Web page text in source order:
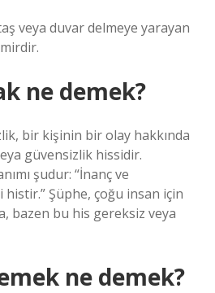
veya duvar delmeye yarayan
ne demek?
bir kişinin bir olay hakkında
güvensizlik hissidir.
şudur: “İnanç ve
histir.” Şüphe, çoğu insan için
bazen bu his gereksiz veya
ne demek?